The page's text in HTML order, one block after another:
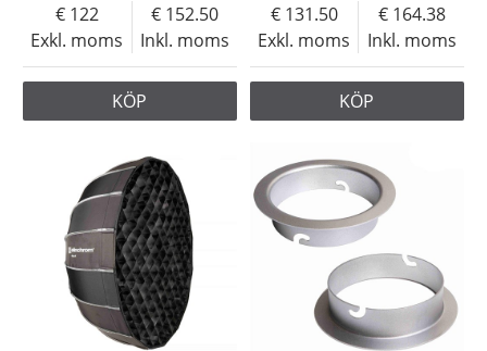
Exkl. moms
122
Inkl. moms
152.50
KÖP
Exkl. moms
131.50
Inkl. moms
164.38
KÖP